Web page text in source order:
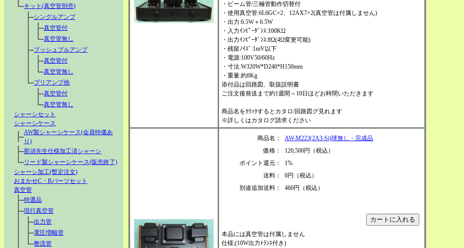
キット(真空管別売)
シングルアンプ
真空管付
真空管無し
プッシュプルアンプ
真空管付
真空管無し
プリアンプ他
真空管付
真空管無し
シャーシセット
シャーシケース
AW製シャーシケース(会員特価あ
り)
那須先生仕様加工済シャーシ
リード製シャーシケース(販売終了)
シャーシ加工(暫定注文)
おまかせC・Rパーツセット
真空管
特選品
現行真空管
出力管
電圧増幅管
整流管
・ビーム管/三極管動作切替付
・使用真空管:6L6GC×2、12AX7×2(真空管は付属しません)
・出力:6.5W＋6.5W
・入力ｲﾝﾋﾟｰﾀﾞﾝｽ:100KΩ
・出力ｲﾝﾋﾟｰﾀﾞﾝｽ:8Ω(4Ω変更可能)
・残留ﾉｲｽﾞ:1mV以下
・電源:100V50/60Hz
・寸法:W320W*D240*H150mm
・重量:約8Kg
添付品は回路図、取扱説明書
ご注文後発送まで約1週間～10日ほどお時間いただきます
商品名をｸﾘｯｸするとカタロ/回路図グ見れます
※詳しくはカタログ請求ください
商品名：
AW-M223(2A3-Si)球無し・完成品
価格：
120,500円（税込）
ポイント還元：
1%
送料：
0円（税込）
別途追加送料：
460円（税込）
本品には真空管は付属しません
仕様;(10W出力ﾄﾗﾝｽ付き)